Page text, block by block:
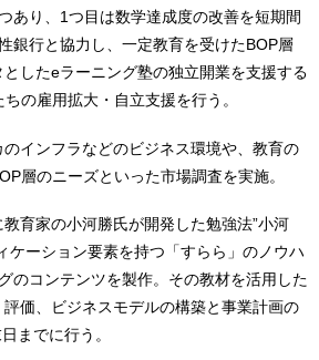
あり、1つ目は数学達成度の改善を短期間
銀行と協力し、一定教育を受けたBOP層
したeラーニング塾の独立開業を支援する
の雇用拡大・自立支援を行う。
インフラなどのビジネス環境や、教育の
層のニーズといった市場調査を実施。
育家の小河勝氏が開発した勉強法”小河
ケーション要素を持つ「すらら」のノウハ
のコンテンツを製作。その教材を活用した
価、ビジネスモデルの構築と事業計画の
までに行う。